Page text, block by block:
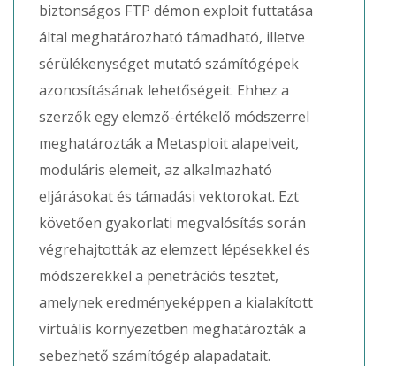
biztonságos FTP démon exploit futtatása
által meghatározható támadható, illetve
sérülékenységet mutató számítógépek
azonosításának lehetőségeit. Ehhez a
szerzők egy elemző-értékelő módszerrel
meghatározták a Metasploit alapelveit,
moduláris elemeit, az alkalmazható
eljárásokat és támadási vektorokat. Ezt
követően gyakorlati megvalósítás során
végrehajtották az elemzett lépésekkel és
módszerekkel a penetrációs tesztet,
amelynek eredményeképpen a kialakított
virtuális környezetben meghatározták a
sebezhető számítógép alapadatait.